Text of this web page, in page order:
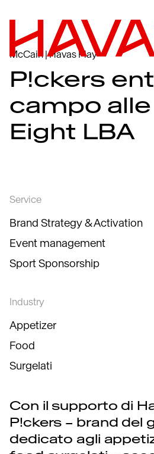
McCain | Havas Play
P!ckers
campo alle
Eight LBA
Service
Brand Strategy & Activation
Event management
Sport Sponsorship
Industry
Appetizer
Food
Surgelati
Con il supporto di
P!ckers – brand del
dedicato agli